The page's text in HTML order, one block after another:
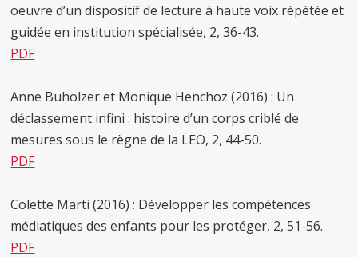
oeuvre d’un dispositif de lecture à haute voix répétée et
guidée en institution spécialisée, 2, 36-43.
PDF
Anne Buholzer et Monique Henchoz (2016) : Un
déclassement infini : histoire d’un corps criblé de
mesures sous le règne de la LEO, 2, 44-50.
PDF
Colette Marti (2016) : Développer les compétences
médiatiques des enfants pour les protéger, 2, 51-56.
PDF